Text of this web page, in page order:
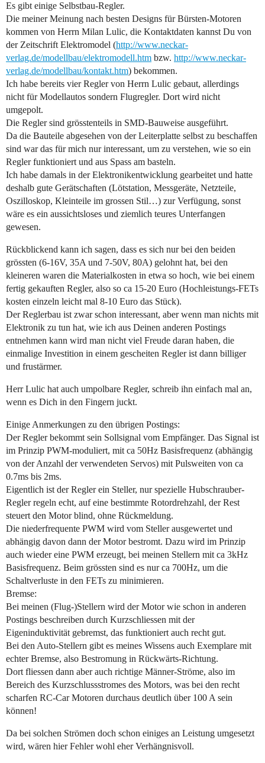
Es gibt einige Selbstbau-Regler.
Die meiner Meinung nach besten Designs für Bürsten-Motoren
kommen von Herrn Milan Lulic, die Kontaktdaten kannst Du von
der Zeitschrift Elektromodel (http://www.neckar-
verlag.de/modellbau/elektromodell.htm bzw. http://www.neckar-
verlag.de/modellbau/kontakt.htm) bekommen.
Ich habe bereits vier Regler von Herrn Lulic gebaut, allerdings
nicht für Modellautos sondern Flugregler. Dort wird nicht
umgepolt.
Die Regler sind grösstenteils in SMD-Bauweise ausgeführt.
Da die Bauteile abgesehen von der Leiterplatte selbst zu beschaffen
sind war das für mich nur interessant, um zu verstehen, wie so ein
Regler funktioniert und aus Spass am basteln.
Ich habe damals in der Elektronikentwicklung gearbeitet und hatte
deshalb gute Gerätschaften (Lötstation, Messgeräte, Netzteile,
Oszilloskop, Kleinteile im grossen Stil…) zur Verfügung, sonst
wäre es ein aussichtsloses und ziemlich teures Unterfangen
gewesen.
Rückblickend kann ich sagen, dass es sich nur bei den beiden
grössten (6-16V, 35A und 7-50V, 80A) gelohnt hat, bei den
kleineren waren die Materialkosten in etwa so hoch, wie bei einem
fertig gekauften Regler, also so ca 15-20 Euro (Hochleistungs-FETs
kosten einzeln leicht mal 8-10 Euro das Stück).
Der Reglerbau ist zwar schon interessant, aber wenn man nichts mit
Elektronik zu tun hat, wie ich aus Deinen anderen Postings
entnehmen kann wird man nicht viel Freude daran haben, die
einmalige Investition in einem gescheiten Regler ist dann billiger
und frustärmer.
Herr Lulic hat auch umpolbare Regler, schreib ihn einfach mal an,
wenn es Dich in den Fingern juckt.
Einige Anmerkungen zu den übrigen Postings:
Der Regler bekommt sein Sollsignal vom Empfänger. Das Signal ist
im Prinzip PWM-moduliert, mit ca 50Hz Basisfrequenz (abhängig
von der Anzahl der verwendeten Servos) mit Pulsweiten von ca
0.7ms bis 2ms.
Eigentlich ist der Regler ein Steller, nur spezielle Hubschrauber-
Regler regeln echt, auf eine bestimmte Rotordrehzahl, der Rest
steuert den Motor blind, ohne Rückmeldung.
Die niederfrequente PWM wird vom Steller ausgewertet und
abhängig davon dann der Motor bestromt. Dazu wird im Prinzip
auch wieder eine PWM erzeugt, bei meinen Stellern mit ca 3kHz
Basisfrequenz. Beim grössten sind es nur ca 700Hz, um die
Schaltverluste in den FETs zu minimieren.
Bremse:
Bei meinen (Flug-)Stellern wird der Motor wie schon in anderen
Postings beschreiben durch Kurzschliessen mit der
Eigeninduktivität gebremst, das funktioniert auch recht gut.
Bei den Auto-Stellern gibt es meines Wissens auch Exemplare mit
echter Bremse, also Bestromung in Rückwärts-Richtung.
Dort fliessen dann aber auch richtige Männer-Ströme, also im
Bereich des Kurzschlussstromes des Motors, was bei den recht
scharfen RC-Car Motoren durchaus deutlich über 100 A sein
können!
Da bei solchen Strömen doch schon einiges an Leistung umgesetzt
wird, wären hier Fehler wohl eher Verhängnisvoll.